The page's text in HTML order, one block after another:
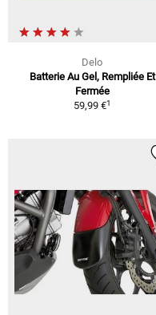
Delo
Batterie Au Gel, Rempliée Et
Fermée
59,99 €1